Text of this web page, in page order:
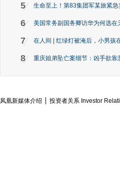
5 生命至上！第83集团军某旅紧
6 美国常务副国务卿访华为何选在
7 在人间 | 红绿灯被淹后，小男孩
8 重庆姐弟坠亡案细节：凶手欲
凤凰新媒体介绍 投资者关系 Investor